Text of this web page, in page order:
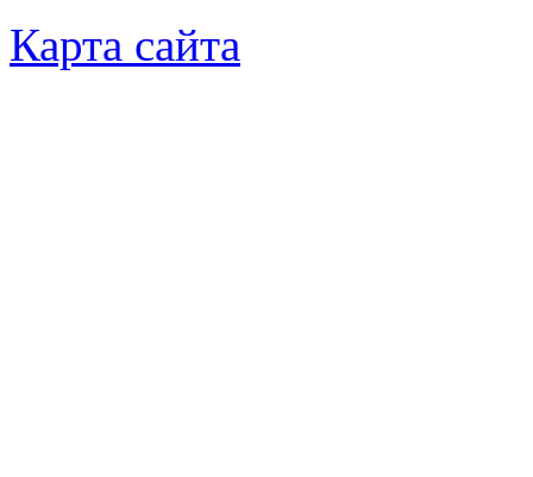
Карта сайта